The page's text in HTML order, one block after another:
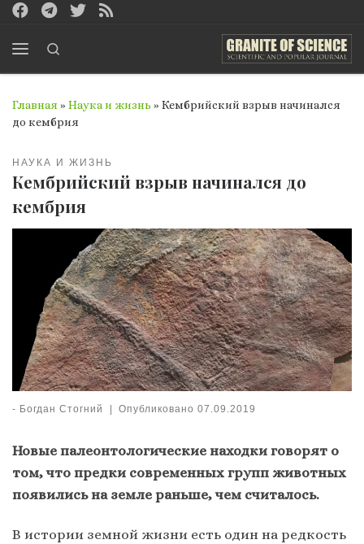
Перейти к содержимому
Главная » Наука и жизнь » Кембрийский взрыв начинался
до кембрия
НАУКА И ЖИЗНЬ
Кембрийский взрыв начинался до
кембрия
- Богдан Стогний | Опубликовано07.09.2019
Новые палеонтологические находки говорят о
том, что предки современных групп животных
появились на земле раньше, чем считалось.
В истории земной жизни есть один на редкость